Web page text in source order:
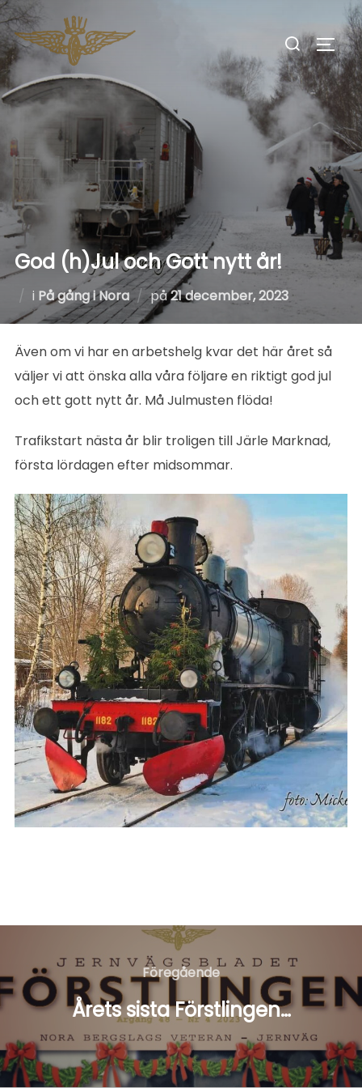
Hoppa
till
innehåll
Sök
efter:
SLÅ
God (h)Jul och Gott nytt år!
i På gång i Nora påPublicerat
21 december, 2023
Även om vi har en arbetshelg kvar det här året så
väljer vi att önska alla våra följare en riktigt god jul
och ett gott nytt år. Må Julmusten flöda!
Trafikstart nästa år blir troligen till Järle Marknad,
första lördagen efter midsommar.
Inläggsnavigering
Föregående
Föregående
Årets sista Förstlingen…